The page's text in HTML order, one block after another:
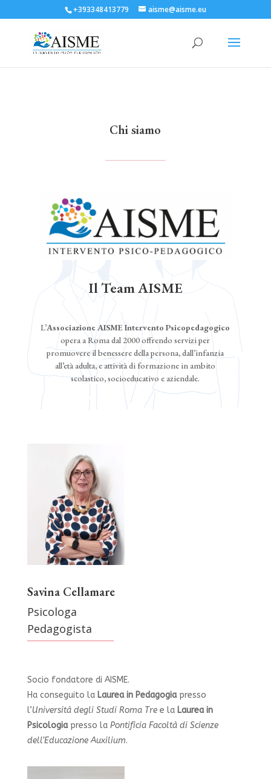
+393348413779 aisme@aisme.eu
Chi siamo
Il Team AISME
L’Associazione AISME Intervento Psicopedagogico
opera a Roma dal 2000 offrendo servizi per
promuovere il benessere della persona, dall’infanzia
all’età adulta, e attività di formazione in ambito
scolastico, socioeducativo e aziendale.
Savina Cellamare
Psicologa
Pedagogista
Socio fondatore di AISME.
Ha conseguito la Laurea in Pedagogiapresso
l’Università degli Studi Roma Tree la Laurea in
Psicologiapresso la Pontificia Facoltà di Scienze
dell’Educazione Auxilium.